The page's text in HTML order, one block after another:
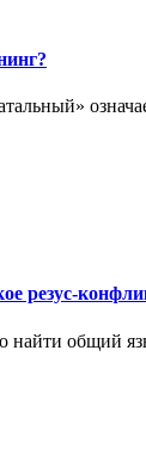
резус-
найти общий